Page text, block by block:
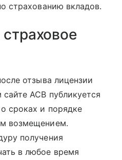
страхованию вкладов.
отзыва лицензии
АСВ публикуется
сроках и порядке
возмещением.
получения
в любое время